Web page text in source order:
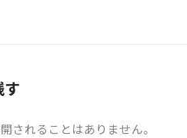
す
されることはありません。